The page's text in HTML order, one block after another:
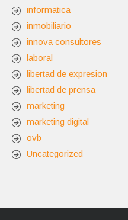
informatica
inmobiliario
innova consultores
laboral
libertad de expresion
libertad de prensa
marketing
marketing digital
ovb
Uncategorized